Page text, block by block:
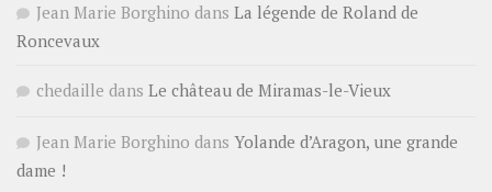
Jean Marie Borghino dans La légende de Roland de
Roncevaux
chedaille dans Le château de Miramas-le-Vieux
Jean Marie Borghino dans Yolande d’Aragon, une grande
dame !